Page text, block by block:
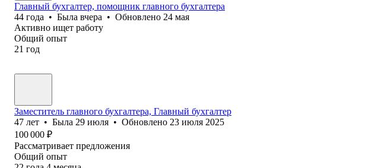
Главный бухгалтер, помощник главного бухгалтера
44 года • Была вчера • Обновлено 24 мая
Активно ищет работу
Общий опыт
21 год
Заместитель главного бухгалтера, Главный бухгалтер
47 лет • Была 29 июля • Обновлено 23 июля 2025
100 000 ₽
Рассматривает предложения
Общий опыт